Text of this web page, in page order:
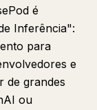
é
Inferência":
para
e
de grandes
ou